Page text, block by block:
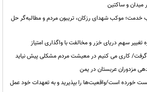
و ساکتین
موکب شهدای رزکان، تریبون مردم و مطالبه‌گر حل
تغییر سهم دریای خزر و مخالفت با واگذاری امتیاز
کار گرفت/ کاری می کنیم در معیشت مردم مشکلی پیش نیاید
مزدوران عربستان در یمن
خورده است/واقعیت‌ها را بپذیرید و به تعهدات خود عمل